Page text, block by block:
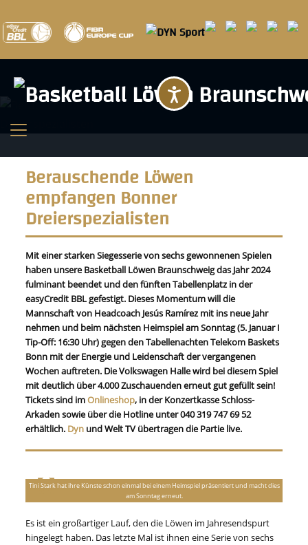
Berauschende Löwen
empfangen Bonner
Dreierspezialisten
Mit einer starken Siegesserie von sechs gewonnenen Spielen
haben unsere Basketball Löwen Braunschweig das Jahr 2024
fulminant beendet und den fünften Tabellenplatz in der
easyCredit BBL gefestigt. Dieses Momentum will die
Mannschaft von Headcoach Jesús Ramírez mit ins neue Jahr
nehmen und beim nächsten Heimspiel am Sonntag (5. Januar I
Tip-Off: 16:30 Uhr) gegen den Tabellenachten Telekom Baskets
Bonn mit der Energie und Leidenschaft der vergangenen
Wochen auftreten. Die Volkswagen Halle wird bei diesem Spiel
mit deutlich über 4.000 Zuschauenden erneut gut gefüllt sein!
Tickets sind imOnlineshop, in der Konzertkasse Schloss-
Arkaden sowie über die Hotline unter 040 319 747 69 52
erhältlich. Dyn und Welt TV übertragen die Partie live.
Tini Stark hat ihre Künste schon einmal bei einem Heimspiel präsentiert und macht dies
am Sonntag erneut.
Es ist ein großartiger Lauf, den die Löwen im Jahresendspurt
hingelegt haben. Das letzte Mal ist ihnen eine Serie von sechs